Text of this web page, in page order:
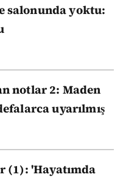
salonunda yoktu:
notlar 2: Maden
uyarılmış
(1): 'Hayatımda